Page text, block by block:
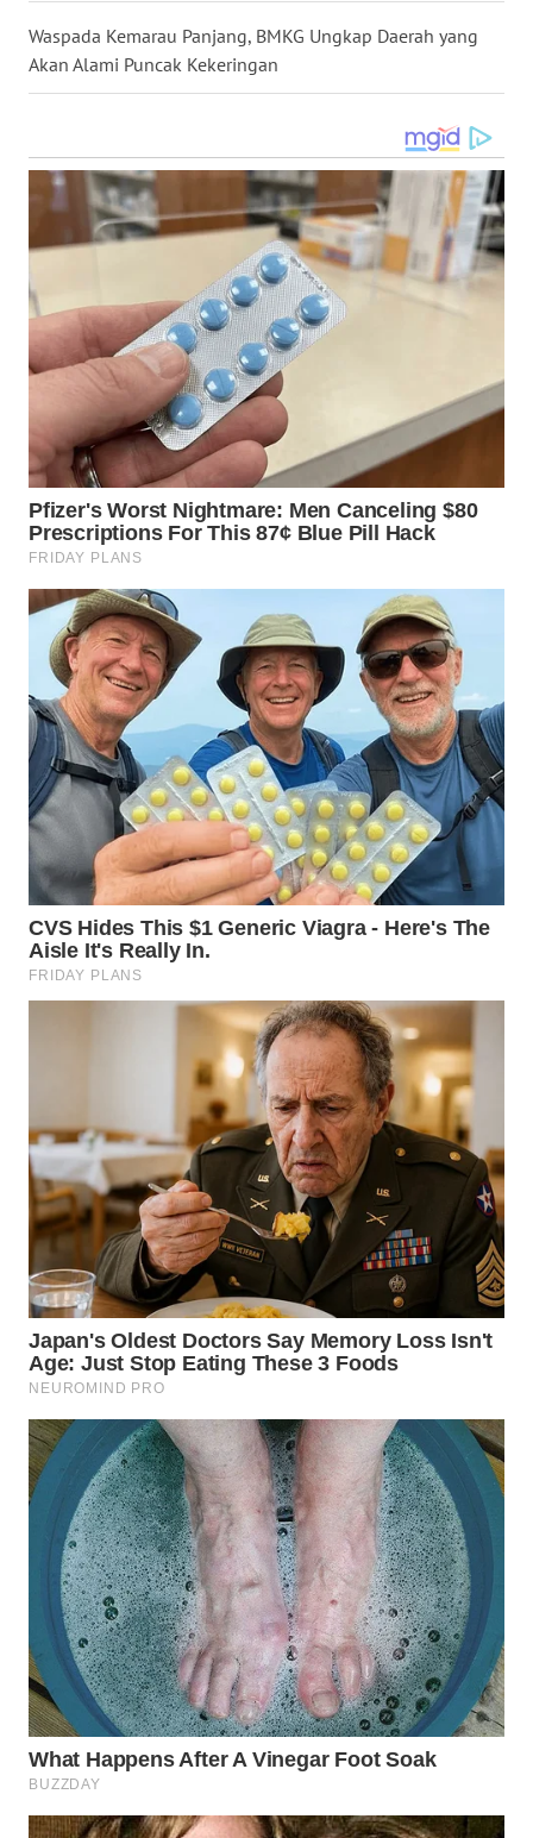
Waspada Kemarau Panjang, BMKG Ungkap Daerah yang
Akan Alami Puncak Kekeringan
WN
KALTENG
WN
KALSEL
KALTIM
SULSEL
WN
GORONTALO
WN
WN
MALUKU
WN
MALUT
DAIRI
WN
DANAU
TOBA
LANGKAT
WN
TAPANULI
SELATAN
WN
TANJUNG
LESUNG
WN
KARO
WN
SIMALUNGUN
WN
LABUHANBATU
WN
TAPANULI
TENGAH
SERDANG